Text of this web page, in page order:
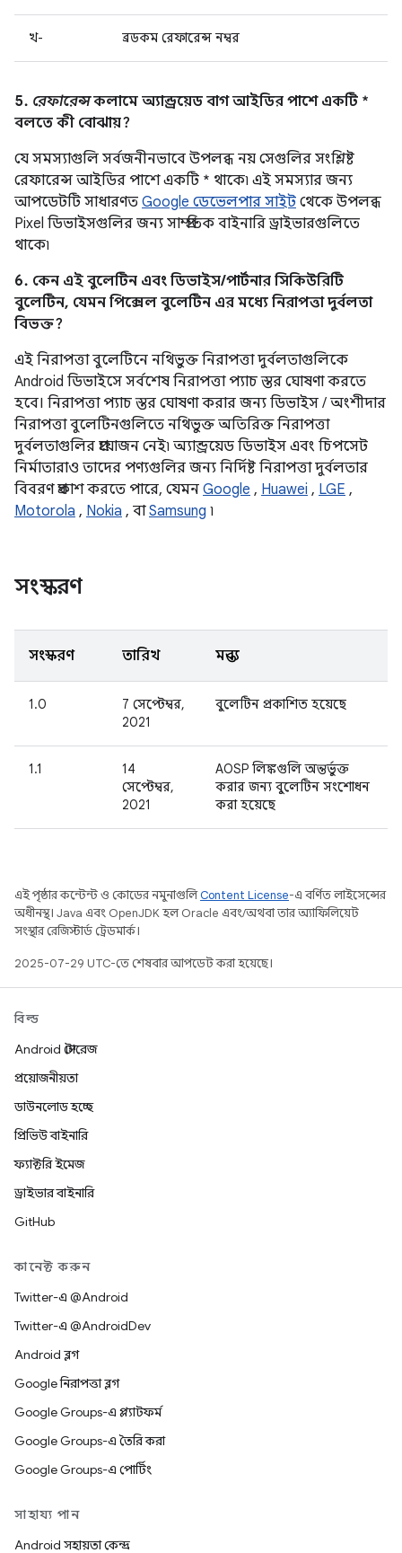
খ- ব্রডকম রেফারেন্স নম্বর
5. রেফারেন্সকলামে অ্যান্ড্রয়েড বাগ আইডির পাশে একটি *
বলতে কী বোঝায়?
যে সমস্যাগুলি সর্বজনীনভাবে উপলব্ধ নয় সেগুলির সংশ্লিষ্ট
রেফারেন্স আইডির পাশে একটি * থাকে৷ এই সমস্যার জন্য
আপডেটটি সাধারণত Google ডেভেলপার সাইট থেকে উপলব্ধ
Pixel ডিভাইসগুলির জন্য সাম্প্রতিক বাইনারি ড্রাইভারগুলিতে
থাকে৷
6. কেন এই বুলেটিন এবং ডিভাইস/পার্টনার সিকিউরিটি
বুলেটিন, যেমন পিক্সেল বুলেটিন এর মধ্যে নিরাপত্তা দুর্বলতা
বিভক্ত?
এই নিরাপত্তা বুলেটিনে নথিভুক্ত নিরাপত্তা দুর্বলতাগুলিকে
Android ডিভাইসে সর্বশেষ নিরাপত্তা প্যাচ স্তর ঘোষণা করতে
হবে। নিরাপত্তা প্যাচ স্তর ঘোষণা করার জন্য ডিভাইস / অংশীদার
নিরাপত্তা বুলেটিনগুলিতে নথিভুক্ত অতিরিক্ত নিরাপত্তা
দুর্বলতাগুলির প্রয়োজন নেই৷ অ্যান্ড্রয়েড ডিভাইস এবং চিপসেট
নির্মাতারাও তাদের পণ্যগুলির জন্য নির্দিষ্ট নিরাপত্তা দুর্বলতার
বিবরণ প্রকাশ করতে পারে, যেমন Google , Huawei , LGE ,
Motorola , Nokia , বাSamsung ৷
সংস্করণ
সংস্করণ তারিখ মন্তব্য
1.0
7 সেপ্টেম্বর,
2021
বুলেটিন প্রকাশিত হয়েছে
1.1
14
সেপ্টেম্বর,
2021
AOSP লিঙ্কগুলি অন্তর্ভুক্ত
করার জন্য বুলেটিন সংশোধন
করা হয়েছে
এই পৃষ্ঠার কন্টেন্ট ও কোডের নমুনাগুলিContent License-এ বর্ণিত লাইসেন্সের
অধীনস্থ। Java এবং OpenJDK হল Oracle এবং/অথবা তার অ্যাফিলিয়েট
সংস্থার রেজিস্টার্ড ট্রেডমার্ক।
2025-07-29 UTC-তে শেষবার আপডেট করা হয়েছে।
বিল্ড
Android স্টোরেজ
প্রয়োজনীয়তা
ডাউনলোড হচ্ছে
প্রিভিউ বাইনারি
ফ্যাক্টরি ইমেজ
ড্রাইভার বাইনারি
GitHub
কানেক্ট করুন
Twitter-এ @Android
Twitter-এ @AndroidDev
Android ব্লগ
Google নিরাপত্তা ব্লগ
Google Groups-এ প্ল্যাটফর্ম
Google Groups-এ তৈরি করা
Google Groups-এ পোর্টিং
সাহায্য পান
Android সহায়তা কেন্দ্র